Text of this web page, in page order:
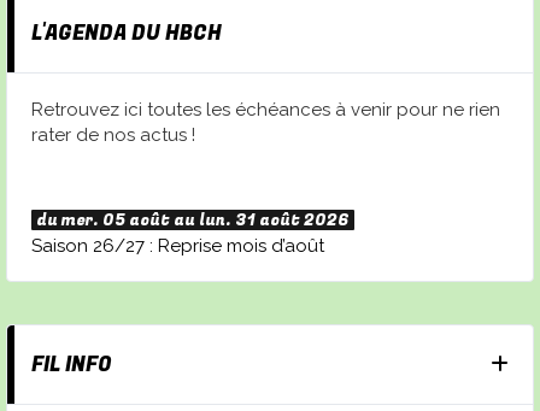
L'AGENDA DU HBCH
Retrouvez ici toutes les échéances à venir pour ne rien
rater de nos actus !
du mer. 05 août au lun. 31 août 2026
Saison 26/27 : Reprise mois d’août
FIL INFO